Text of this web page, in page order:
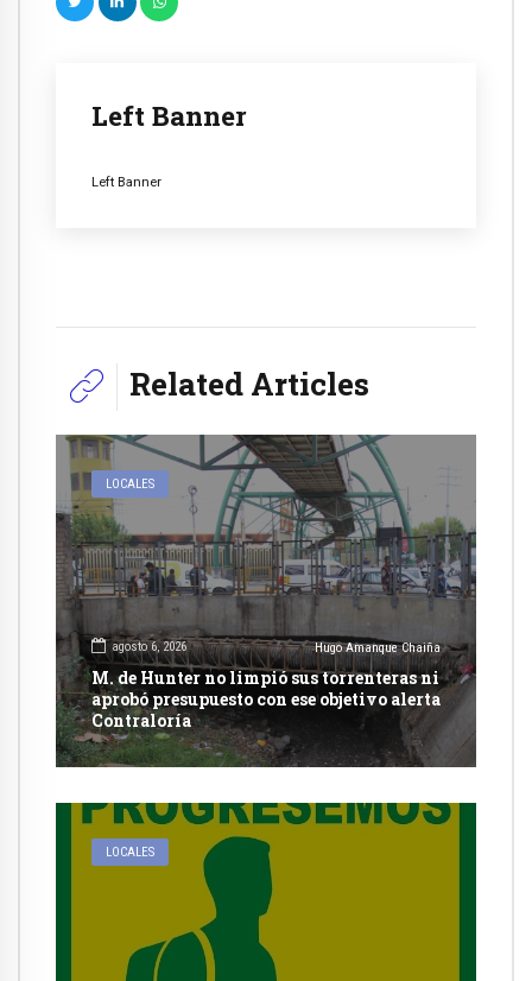
Left Banner
Left Banner
Related Articles
LOCALES
agosto 6, 2026 Hugo Amanque Chaiña
M. de Hunter no limpió sus torrenteras ni
aprobó presupuesto con ese objetivo alerta
Contraloría
LOCALES